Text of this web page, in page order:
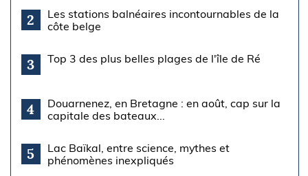
2
Les stations balnéaires incontournables de la
côte belge
3 Top 3 des plus belles plages de l'île de Ré
4
Douarnenez, en Bretagne : en août, cap sur la
capitale des bateaux...
5
Lac Baïkal, entre science, mythes et
phénomènes inexpliqués